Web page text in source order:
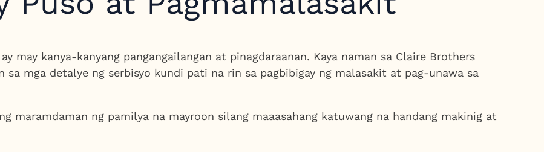
may kanya-kanyang pangangailangan at pinagdaraanan. Kaya naman sa Claire Brothers
sa mga detalye ng serbisyo kundi pati na rin sa pagbibigay ng malasakit at pag-unawa sa
maramdaman ng pamilya na mayroon silang maaasahang katuwang na handang makinig at